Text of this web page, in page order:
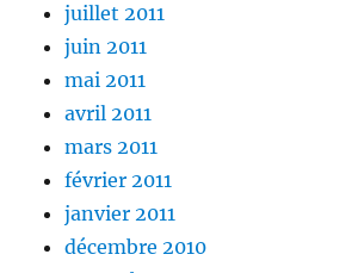
juillet 2011
juin 2011
mai 2011
avril 2011
mars 2011
février 2011
janvier 2011
décembre 2010